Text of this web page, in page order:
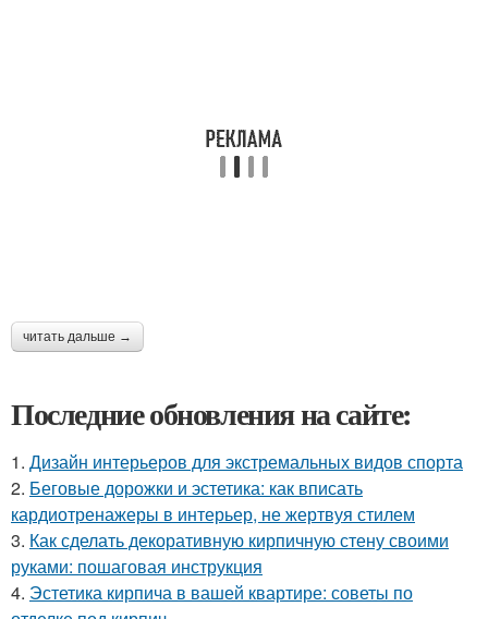
читать дальше →
Последние обновления на сайте:
1. Дизайн интерьеров для экстремальных видов спорта
2. Беговые дорожки и эстетика: как вписать
кардиотренажеры в интерьер, не жертвуя стилем
3. Как сделать декоративную кирпичную стену своими
руками: пошаговая инструкция
4. Эстетика кирпича в вашей квартире: советы по